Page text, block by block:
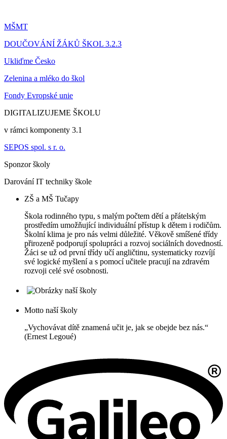
MŠMT
DOUČOVÁNÍ ŽÁKŮ ŠKOL 3.2.3
Ukliďme Česko
Zelenina a mléko do škol
Fondy Evropské unie
DIGITALIZUJEME ŠKOLU
v rámci komponenty 3.1
SEPOS spol. s r. o.
Sponzor školy
Darování IT techniky škole
ZŠ a MŠ Tučapy
Škola rodinného typu, s malým počtem dětí a přátelským
prostředím umožňující individuální přístup k dětem i rodičům.
Školní klima je pro nás velmi důležité. Věkově smíšené třídy
přirozeně podporují spolupráci a rozvoj sociálních dovedností.
Žáci se už od první třídy učí angličtinu, systematicky rozvíjí
své logické myšlení a s pomocí učitele pracují na zdravém
rozvoji celé své osobnosti.
Motto naší školy
„Vychovávat dítě znamená učit je, jak se obejde bez nás.“
(Ernest Legoué)